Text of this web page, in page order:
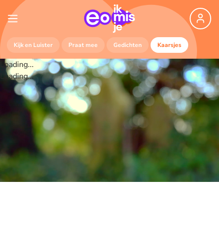
Kijk en Luister Praat mee Gedichten Kaarsjes
Loading...
Loading...